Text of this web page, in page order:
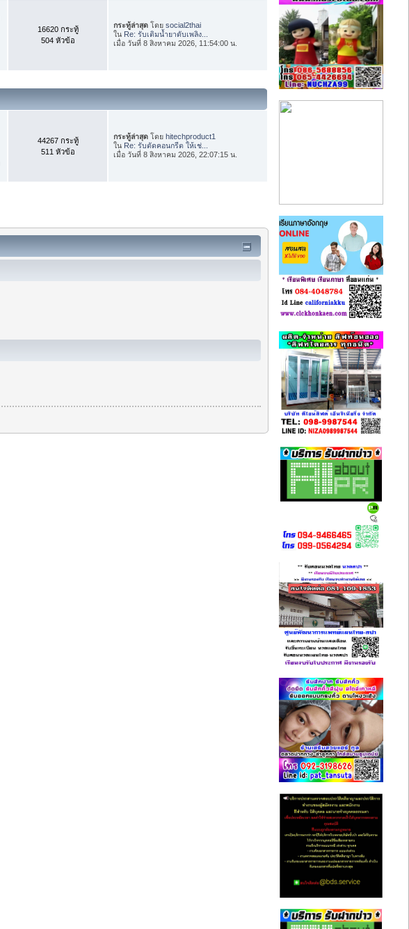
16620 กระทู้
504 หัวข้อ
กระทู้ล่าสุด โดยsocial2thai
ใน Re: รับเติมน้ำยาดับเพลิง...
เมื่อ วันที่ 8 สิงหาคม 2026, 11:54:00 น.
44267 กระทู้
511 หัวข้อ
กระทู้ล่าสุด โดยhitechproduct1
ใน Re: รับตัดคอนกรีต ให้เช่...
เมื่อ วันที่ 8 สิงหาคม 2026, 22:07:15 น.